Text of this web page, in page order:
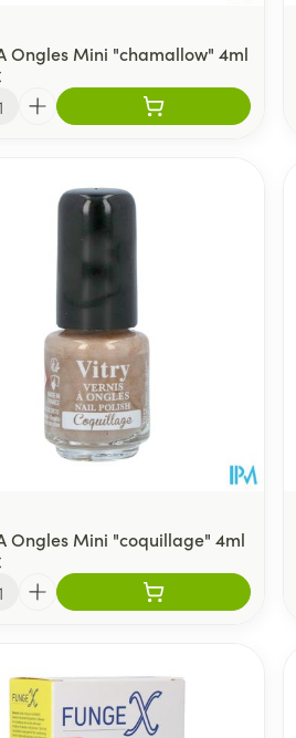
Ongles Mini "chamallow" 4ml
Ongles Mini "coquillage" 4ml